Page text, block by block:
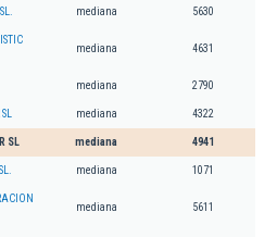
mediana 5630
mediana 4631
mediana 2790
mediana 4322
SL mediana 4941
mediana 1071
mediana 5611